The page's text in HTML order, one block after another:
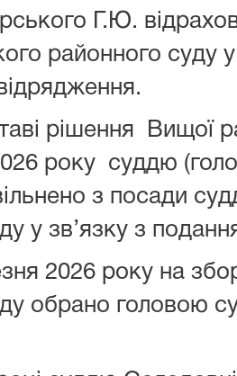
Г.Ю.
районного суду
рішення Вищої
року суддю
з посади
у зв’язку з
року на
обрано головою